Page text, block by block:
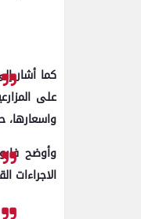
كما أشار
على
واسعارها،
وأوضح
الاجراءات